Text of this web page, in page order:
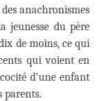
des anachronismes
jeunesse du père
de moins, ce qui
qui voient en
d’une enfant
parents.